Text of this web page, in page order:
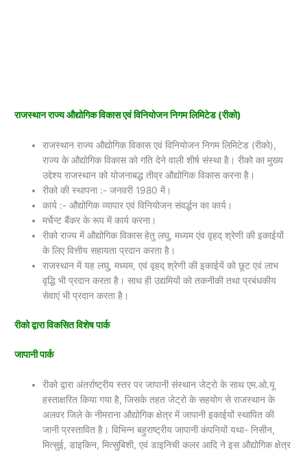
राजस्थान राज्य औद्योगिक विकास एवं विनियोजन निगम लिमिटेड (रीको)
राजस्थान राज्य औद्योगिक विकास एवं विनियोजन निगम लिमिटेड (रीको),
राज्य के औद्योगिक विकास को गति देने वाली शीर्ष संस्था है। रीको का मुख्य
उद्देश्य राजस्थान को योजनाबद्ध तीव्र औद्योगिक विकास करना है।
रीको की स्थापना :- जनवरी 1980 में।
कार्य :- औद्योगिक व्यापार एवं विनियोजन संवर्द्धन का कार्य।
मर्चेन्ट बैंकर के रूप में कार्य करना।
रीको राज्य में औद्योगिक विकास हेतु लघु, मध्यम एंव वृहद् श्रेणी की इकाईयों
के लिए वित्तीय सहायता प्रदान करता है।
राजस्थान में यह लघु, मध्यम, एवं वृहद् श्रेणी की इकाईयें को छूट एवं लाभ
वृद्धि भी प्रदान करता है। साथ ही उद्यमियों को तकनीकी तथा प्रबंधकीय
सेवाएं भी प्रदान करता है।
रीको द्वारा विकसित विशेष पार्क
जापानी पार्क
रीको द्वारा अंतर्राष्ट्रीय स्तर पर जापानी संस्थान जेट्रो के साथ एम.ओ.यू
हस्ताक्षरित किया गया है, जिसके तहत जेट्रो के सहयोग से राजस्थान के
अलवर जिले के नीमराना औद्योगिक क्षेत्र में जापानी इकाईयों स्थापित की
जानी प्रस्तावित है। विभिन्न बहुराष्ट्रीय जापानी कंपनियों यथा- निसीन,
मित्सुई, डाइकिन, मित्सुबिशी, एवं डाइनिची कलर आदि ने इस औद्योगिक क्षेत्र